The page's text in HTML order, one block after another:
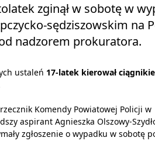
zginął w sobotę w
sędziszowskim na
nadzorem prokuratora.
ustaleń 17-latek kierował
rzecznik Komendy Powiatowej Policji w
aspirant Agnieszka Olszowy-
zgłoszenie o wypadku w sobotę